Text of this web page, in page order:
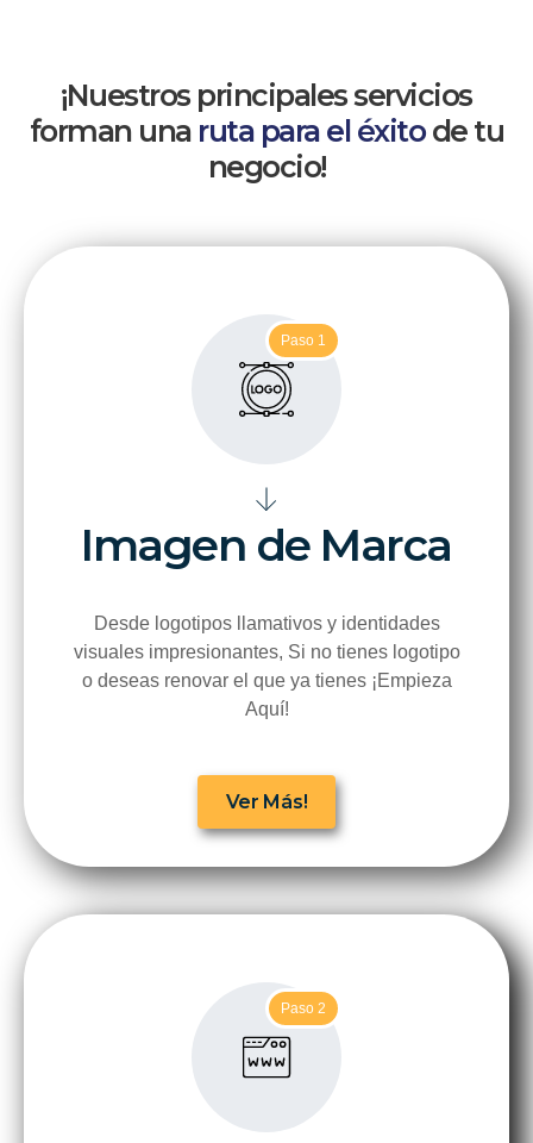
¡Nuestros principales servicios
forman una ruta para el éxito de tu
negocio!
Paso 1
Imagen de Marca
Desde logotipos llamativos y identidades
visuales impresionantes, Si no tienes logotipo
o deseas renovar el que ya tienes ¡Empieza
Aquí!
Ver Más!
Paso 2